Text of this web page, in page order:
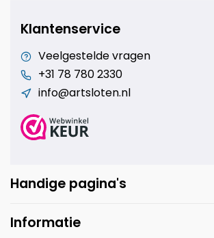
Klantenservice
Veelgestelde vragen
+31 78 780 2330
info@artsloten.nl
Handige pagina's
Informatie